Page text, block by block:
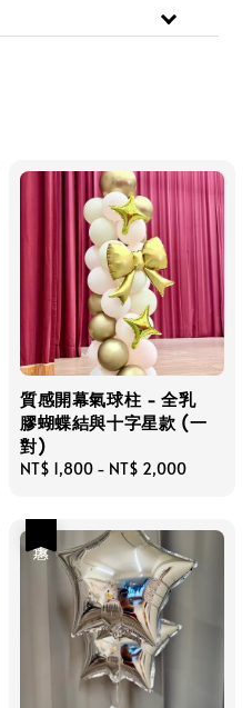
質感開幕氣球柱 - 全乳
膠蝴蝶結與十字星款 (一
對)
Regular
NT$ 1,800 - NT$ 2,000